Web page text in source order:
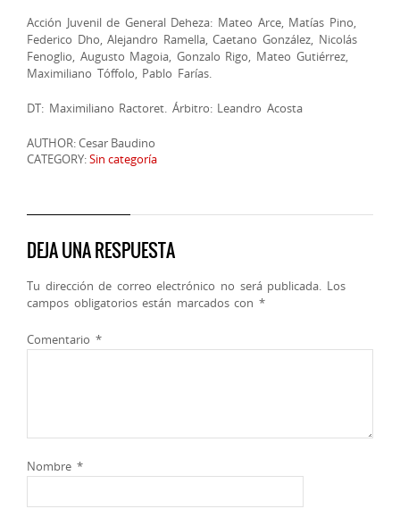
Acción Juvenil de General Deheza: Mateo Arce, Matías Pino,
Federico Dho, Alejandro Ramella, Caetano González, Nicolás
Fenoglio, Augusto Magoia, Gonzalo Rigo, Mateo Gutiérrez,
Maximiliano Tóffolo, Pablo Farías.
DT: Maximiliano Ractoret. Árbitro: Leandro Acosta
AUTHOR: Cesar Baudino
CATEGORY:Sin categoría
DEJA UNA RESPUESTA
Tu dirección de correo electrónico no será publicada. Los
campos obligatorios están marcados con *
Comentario *
Nombre *